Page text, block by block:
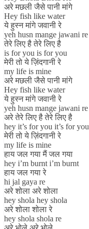
अरे मछली जैसे पानी मांगे
Hey fish like water
ये हुस्न मांगे जवानी रे
yeh husn mange jawani re
तेरे लिए है तेरे लिए है
is for you is for you
मेरी तो ये ज़िंदगानी रे
my life is mine
अरे मछली जैसे पानी मांगे
Hey fish like water
ये हुस्न मांगे जवानी रे
yeh husn mange jawani re
अरे तेरे लिए है तेरे लिए है
hey it’s for you it’s for you
मेरी तो ये ज़िंदगानी रे
my life is mine
हाय जल गया मैं जल गया
hey i’m burnt i’m burnt
हाय जल गया रे
hi jal gaya re
अरे शोला अरे शोला
hey shola hey shola
अरे शोला शोला रे
hey shola shola re